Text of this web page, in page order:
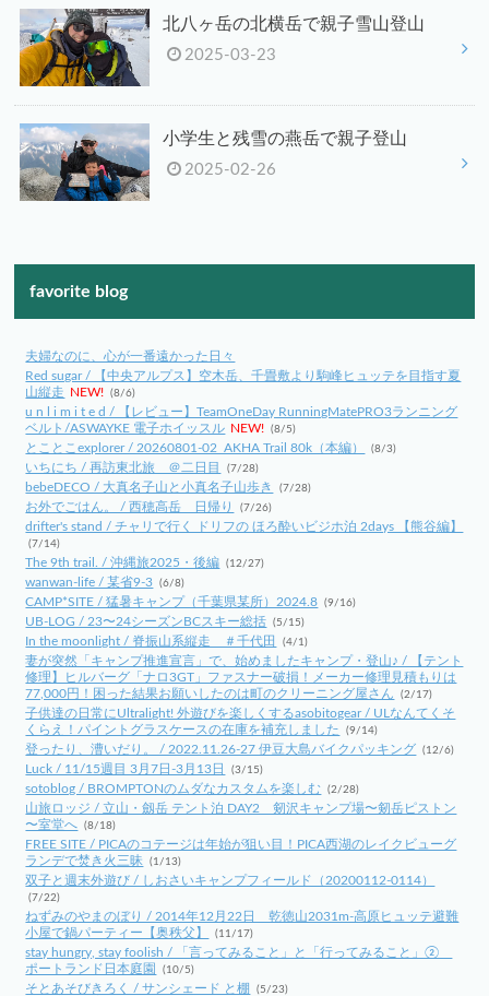
北八ヶ岳の北横岳で親子雪山登山
2025-03-23
小学生と残雪の燕岳で親子登山
2025-02-26
favorite blog
夫婦なのに、心が一番遠かった日々
Red sugar / 【中央アルプス】空木岳、千畳敷より駒峰ヒュッテを目指す夏
山縦走 NEW! (8/6)
u n l i m i t e d / 【レビュー】TeamOneDay RunningMatePRO3ランニング
ベルト/ASWAYKE 電子ホイッスル NEW! (8/5)
とことこexplorer / 20260801-02_AKHA Trail 80k（本編） (8/3)
いちにち / 再訪東北旅 ＠二日目 (7/28)
bebeDECO / 大真名子山と小真名子山歩き (7/28)
お外でごはん。 / 西穂高岳 日帰り (7/26)
drifter's stand / チャリで行く ドリフの ほろ酔いビジホ泊 2days 【熊谷編】
(7/14)
The 9th trail. / 沖縄旅2025・後編 (12/27)
wanwan-life / 某省9-3 (6/8)
CAMP*SITE / 猛暑キャンプ（千葉県某所）2024.8 (9/16)
UB-LOG / 23〜24シーズンBCスキー総括 (5/15)
In the moonlight / 脊振山系縦走 ＃千代田 (4/1)
妻が突然「キャンプ推進宣言」で、始めましたキャンプ・登山♪ / 【テント
修理】ヒルバーグ「ナロ3GT」ファスナー破損！メーカー修理見積もりは
77,000円！困った結果お願いしたのは町のクリーニング屋さん
(2/17)
子供達の日常にUltralight! 外遊びを楽しくするasobitogear / ULなんてくそ
くらえ！パイントグラスケースの在庫を補充しました
(9/14)
登ったり、漕いだり。 / 2022.11.26-27 伊豆大島バイクパッキング (12/6)
Luck / 11/15週目 3月7日-3月13日 (3/15)
sotoblog / BROMPTONのムダなカスタムを楽しむ (2/28)
山旅ロッジ / 立山・劔岳 テント泊 DAY2 剱沢キャンプ場〜剱岳ピストン
〜室堂へ (8/18)
FREE SITE / PICAのコテージは年始が狙い目！PICA西湖のレイクビューグ
ランデで焚き火三昧
(1/13)
双子と週末外遊び / しおさいキャンプフィールド（20200112-0114）
(7/22)
ねずみのやまのぼり / 2014年12月22日 乾徳山2031m-高原ヒュッテ避難
小屋で鍋パーティー【奥秩父】
(11/17)
stay hungry, stay foolish / 「言ってみること」と「行ってみること」②
ポートランド日本庭園
(10/5)
そとあそびきろく / サンシェード と棚 (5/23)